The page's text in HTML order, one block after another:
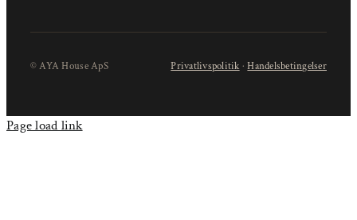
© AYA House ApS Privatlivspolitik ·Handelsbetingelser
Page load link